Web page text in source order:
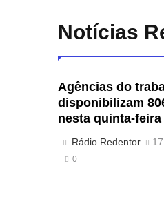
Notícias
Agências do
disponibilizam
nesta quinta-feira
Rádio Redentor
0